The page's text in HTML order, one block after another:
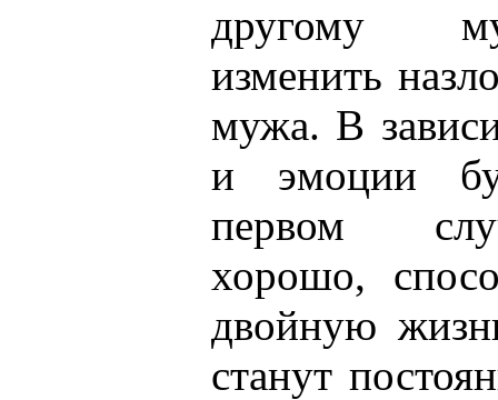
другому
изменить
мужа. В
и эмоции
первом
хорошо,
двойную
станут